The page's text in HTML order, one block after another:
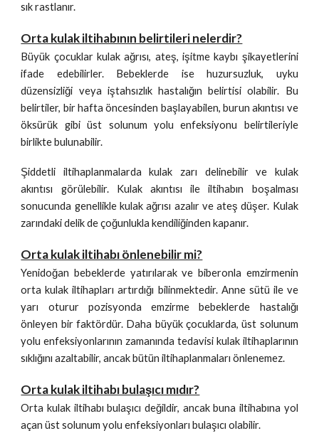
sık rastlanır.
Orta kulak iltihabının belirtileri nelerdir?
Büyük çocuklar kulak ağrısı, ateş, işitme kaybı şikayetlerini
ifade edebilirler. Bebeklerde ise huzursuzluk, uyku
düzensizliği veya iştahsızlık hastalığın belirtisi olabilir. Bu
belirtiler, bir hafta öncesinden başlayabilen, burun akıntısı ve
öksürük gibi üst solunum yolu enfeksiyonu belirtileriyle
birlikte bulunabilir.
Şiddetli iltihaplanmalarda kulak zarı delinebilir ve kulak
akıntısı görülebilir. Kulak akıntısı ile iltihabın boşalması
sonucunda genellikle kulak ağrısı azalır ve ateş düşer. Kulak
zarındaki delik de çoğunlukla kendiliğinden kapanır.
Orta kulak iltihabı önlenebilir mi?
Yenidoğan bebeklerde yatırılarak ve biberonla emzirmenin
orta kulak iltihapları artırdığı bilinmektedir. Anne sütü ile ve
yarı oturur pozisyonda emzirme bebeklerde hastalığı
önleyen bir faktördür. Daha büyük çocuklarda, üst solunum
yolu enfeksiyonlarının zamanında tedavisi kulak iltihaplarının
sıklığını azaltabilir, ancak bütün iltihaplanmaları önlenemez.
Orta kulak iltihabı bulaşıcı mıdır?
Orta kulak iltihabı bulaşıcı değildir, ancak buna iltihabına yol
açan üst solunum yolu enfeksiyonları bulaşıcı olabilir.